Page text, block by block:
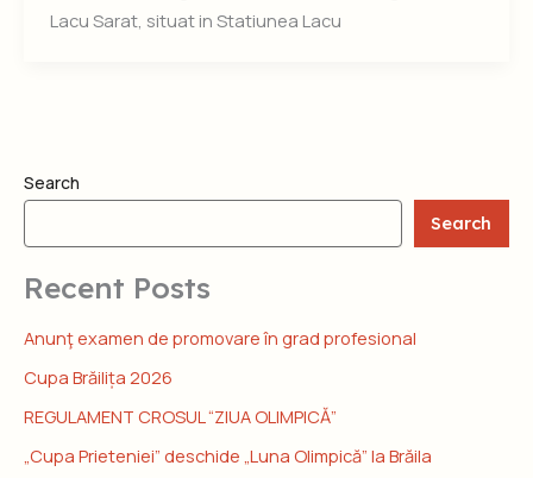
Lacu Sarat, situat in Statiunea Lacu
Search
Search
Recent Posts
Anunţ examen de promovare în grad profesional
Cupa Brăilița 2026
REGULAMENT CROSUL “ZIUA OLIMPICĂ”
„Cupa Prieteniei” deschide „Luna Olimpică” la Brăila